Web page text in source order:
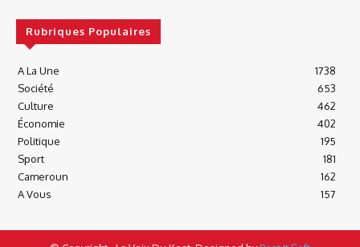
Rubriques Populaires
A La Une
1738
Société
653
Culture
462
Économie
402
Politique
195
Sport
181
Cameroun
162
A Vous
157